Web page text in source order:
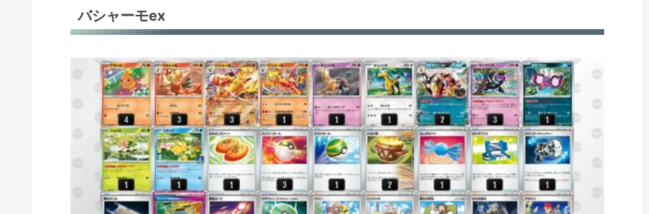
ロケット団のバンギラス＋ロケット団のクロバットex
ロケット団のミュウツーex
Nのゾロアークex＋ロケット団のクロバットex
ホップのザシアンex＋ロケット団のクロバットex
ガチグマアカツキ
ヒビキのバクフーン
バシャーモex